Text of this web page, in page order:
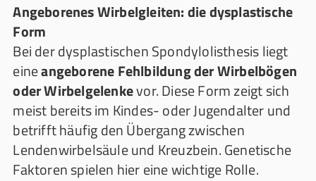
Angeborenes Wirbelgleiten: die dysplastische
Form
Bei der dysplastischen Spondylolisthesis liegt
eineangeborene Fehlbildung der Wirbelbögen
oder Wirbelgelenkevor. Diese Form zeigt sich
meist bereits im Kindes- oder Jugendalter und
betrifft häufig den Übergang zwischen
Lendenwirbelsäule und Kreuzbein. Genetische
Faktoren spielen hier eine wichtige Rolle.